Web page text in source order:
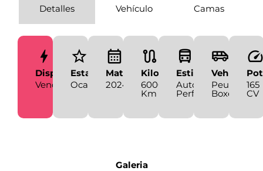
Detalles Vehículo Camas
Disponibilidad
Vendida
Estado
Ocasión
Matriculación
2024
Kilometraje
60000
Km
Estilo
Autocaravana
Perfilada
Vehículo
Peugeot
Boxer
165
CV
Galeria